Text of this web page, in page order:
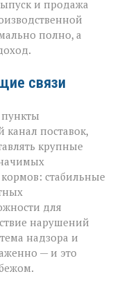
и продажа
полно, а
связи
поставок,
крупные
стабильные
для
нарушений
надзора и
— и это